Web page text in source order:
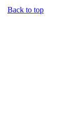
Back to top